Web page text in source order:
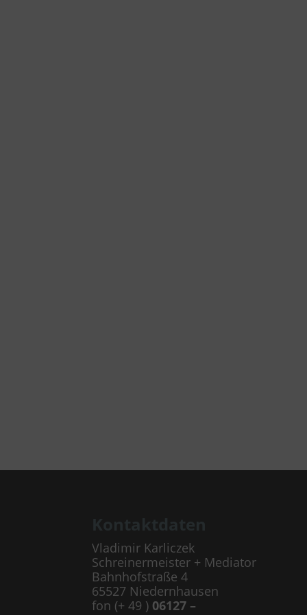
Vladimir Karliczek
Schreinermeister + Mediator
Bahnhofstraße 4
65527 Niedernhausen
fon (+ 49 ) 06127 –